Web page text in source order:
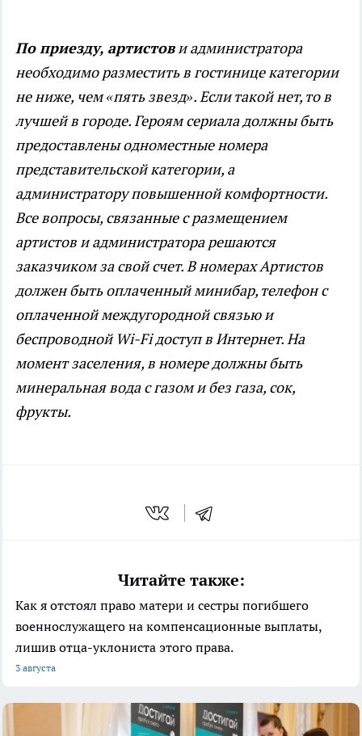
По приезду, артистови администратора
необходимо разместить в гостинице категории
не ниже, чем «пять звезд». Если такой нет, то в
лучшей в городе. Героям сериала должны быть
предоставлены одноместные номера
представительской категории, а
администратору повышенной комфортности.
Все вопросы, связанные с размещением
артистов и администратора решаются
заказчиком за свой счет. В номерах Артистов
должен быть оплаченный минибар, телефон с
оплаченной междугородной связью и
беспроводной Wi-Fi доступ в Интернет. На
момент заселения, в номере должны быть
минеральная вода с газом и без газа, сок,
фрукты.
Читайте также:
Как я отстоял право матери и сестры погибшего
военнослужащего на компенсационные выплаты,
лишив отца-уклониста этого права.
3 августа